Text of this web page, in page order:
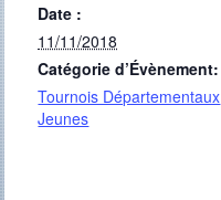
Date :
11/11/2018
Catégorie d’Évènement:
Tournois Départementaux
Jeunes